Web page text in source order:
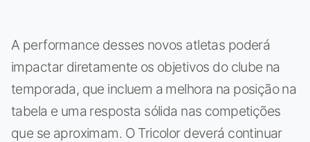
A performance desses novos atletas poderá
impactar diretamente os objetivos do clube na
temporada, que incluem a melhora na posição na
tabela e uma resposta sólida nas competições
que se aproximam. O Tricolor deverá continuar